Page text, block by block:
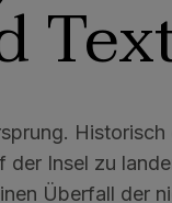
Insel zu
Überfall der